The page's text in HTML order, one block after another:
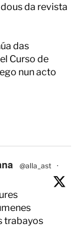
da revista
das
Curso de
nun acto
@alla_ast
·
trabayos